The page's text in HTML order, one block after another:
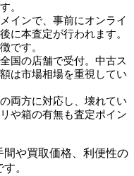
。
インで、事前にオンライ
に本査定が行われます。
です。
国の店舗で受付。中古ス
は市場相場を重視してい
両方に対応し、壊れてい
や箱の有無も査定ポイン
や買取価格、利便性の
。